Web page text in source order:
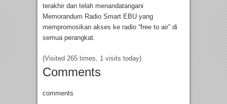
terakhir dan telah menandatangani
Memorandum Radio Smart EBU yang
mempromosikan akses ke radio “free to air” di
semua perangkat.
(Visited 265 times, 1 visits today)
Comments
comments